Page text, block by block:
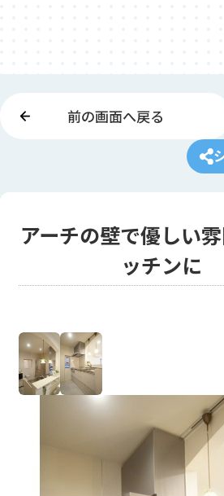
前の画面へ戻る
アーチの壁で優しい
ッチンに